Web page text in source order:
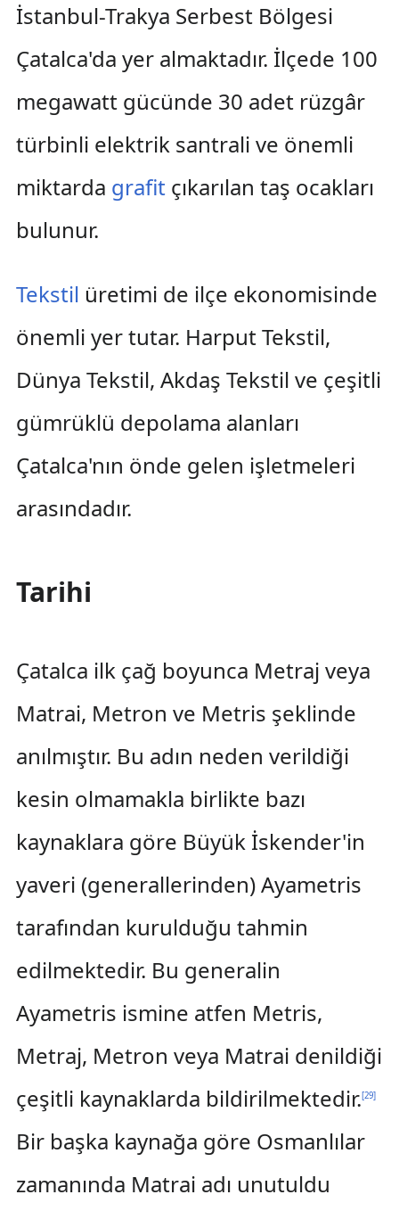
İstanbul-Trakya Serbest Bölgesi
Çatalca'da yer almaktadır. İlçede 100
megawatt gücünde 30 adet rüzgâr
türbinli elektrik santrali ve önemli
miktarda grafitçıkarılan taş ocakları
bulunur.
Tekstil üretimi de ilçe ekonomisinde
önemli yer tutar. Harput Tekstil,
Dünya Tekstil, Akdaş Tekstil ve çeşitli
gümrüklü depolama alanları
Çatalca'nın önde gelen işletmeleri
arasındadır.
Tarihi
Çatalca ilk çağ boyunca Metraj veya
Matrai, Metron ve Metris şeklinde
anılmıştır. Bu adın neden verildiği
kesin olmamakla birlikte bazı
kaynaklara göre Büyük İskender'in
yaveri (generallerinden) Ayametris
tarafından kurulduğu tahmin
edilmektedir. Bu generalin
Ayametris ismine atfen Metris,
Metraj, Metron veya Matrai denildiği
çeşitli kaynaklarda bildirilmektedir.[29]
Bir başka kaynağa göre Osmanlılar
zamanında Matrai adı unutuldu